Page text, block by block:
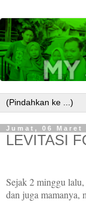
Jumat, 06 Maret
LEVITASI
Sejak 2 minggu
dan juga mamanya,